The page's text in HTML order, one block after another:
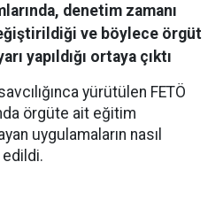
denetim zamanı
ve böylece örgüt
yapıldığı ortaya çıktı
yürütülen FETÖ
örgüte ait eğitim
uygulamaların nasıl